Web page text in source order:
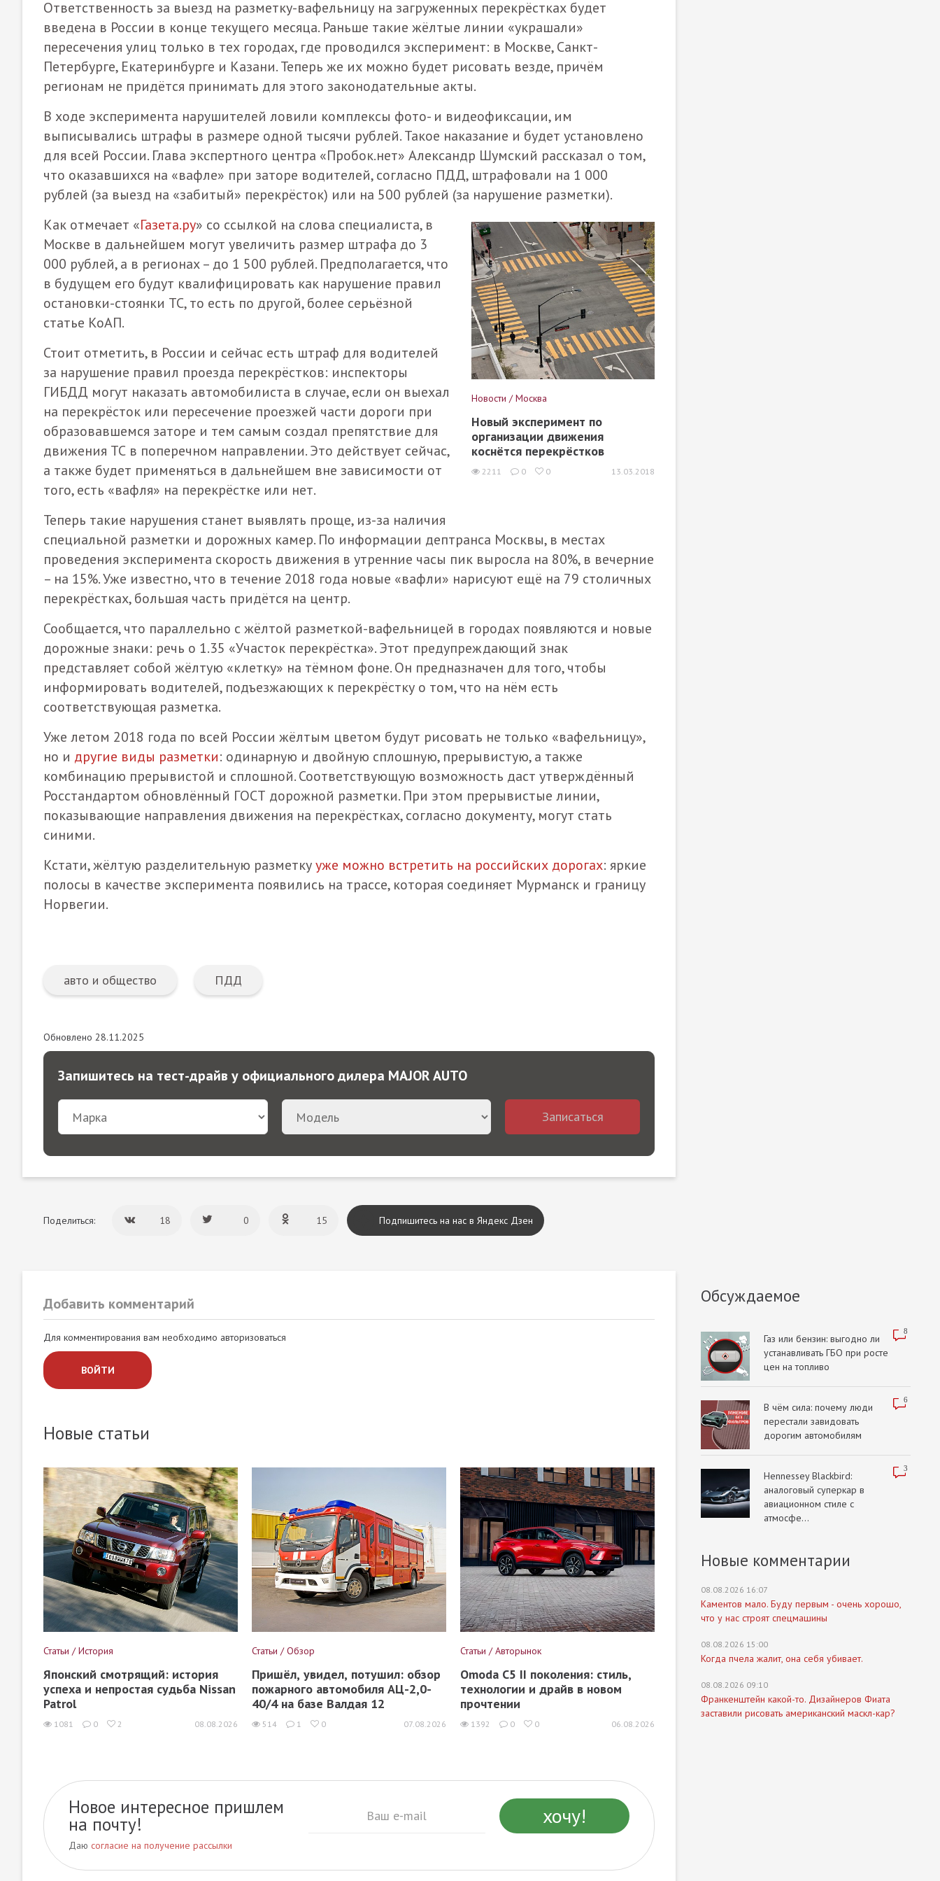
Ответственность за выезд на разметку-вафельницу на загруженных перекрёстках будет
введена в России в конце текущего месяца. Раньше такие жёлтые линии «украшали»
пересечения улиц только в тех городах, где проводился эксперимент: в Москве, Санкт-
Петербурге, Екатеринбурге и Казани. Теперь же их можно будет рисовать везде, причём
регионам не придётся принимать для этого законодательные акты.
В ходе эксперимента нарушителей ловили комплексы фото- и видеофиксации, им
выписывались штрафы в размере одной тысячи рублей. Такое наказание и будет установлено
для всей России. Глава экспертного центра «Пробок.нет» Александр Шумский рассказал о том,
что оказавшихся на «вафле» при заторе водителей, согласно ПДД, штрафовали на 1 000
рублей (за выезд на «забитый» перекрёсток) или на 500 рублей (за нарушение разметки).
Новости / Москва
Новый эксперимент по
организации движения
коснётся перекрёстков
2211 0 0 13.03.2018
Как отмечает «Газета.ру» со ссылкой на слова специалиста, в
Москве в дальнейшем могут увеличить размер штрафа до 3
000 рублей, а в регионах – до 1 500 рублей. Предполагается, что
в будущем его будут квалифицировать как нарушение правил
остановки-стоянки ТС, то есть по другой, более серьёзной
статье КоАП.
Стоит отметить, в России и сейчас есть штраф для водителей
за нарушение правил проезда перекрёстков: инспекторы
ГИБДД могут наказать автомобилиста в случае, если он выехал
на перекрёсток или пересечение проезжей части дороги при
образовавшемся заторе и тем самым создал препятствие для
движения ТС в поперечном направлении. Это действует сейчас,
а также будет применяться в дальнейшем вне зависимости от
того, есть «вафля» на перекрёстке или нет.
Теперь такие нарушения станет выявлять проще, из-за наличия
специальной разметки и дорожных камер. По информации дептранса Москвы, в местах
проведения эксперимента скорость движения в утренние часы пик выросла на 80%, в вечерние
– на 15%. Уже известно, что в течение 2018 года новые «вафли» нарисуют ещё на 79 столичных
перекрёстках, большая часть придётся на центр.
Сообщается, что параллельно с жёлтой разметкой-вафельницей в городах появляются и новые
дорожные знаки: речь о 1.35 «Участок перекрёстка». Этот предупреждающий знак
представляет собой жёлтую «клетку» на тёмном фоне. Он предназначен для того, чтобы
информировать водителей, подъезжающих к перекрёстку о том, что на нём есть
соответствующая разметка.
Уже летом 2018 года по всей России жёлтым цветом будут рисовать не только «вафельницу»,
но и другие виды разметки: одинарную и двойную сплошную, прерывистую, а также
комбинацию прерывистой и сплошной. Соответствующую возможность даст утверждённый
Росстандартом обновлённый ГОСТ дорожной разметки. При этом прерывистые линии,
показывающие направления движения на перекрёстках, согласно документу, могут стать
синими.
Кстати, жёлтую разделительную разметкууже можно встретить на российских дорогах: яркие
полосы в качестве эксперимента появились на трассе, которая соединяет Мурманск и границу
Норвегии.
авто и общество ПДД
Обновлено 28.11.2025
Запишитесь на тест-драйв у официального дилера MAJOR AUTO
Записаться
Поделиться: 18 0 15 Подпишитесь на нас в Яндекс Дзен
Добавить комментарий
Для комментирования вам необходимо авторизоваться
ВОЙТИ
Новые статьи
Статьи / История
Японский смотрящий: история
успеха и непростая судьба Nissan
Patrol
1081 0 2 08.08.2026
Статьи / Обзор
Пришёл, увидел, потушил: обзор
пожарного автомобиля АЦ-2,0-
40/4 на базе Валдая 12
514 1 0 07.08.2026
Статьи / Авторынок
Omoda C5 II поколения: стиль,
технологии и драйв в новом
прочтении
1392 0 0 06.08.2026
Новое интересное пришлем
на почту!
Даю согласие на получение рассылки
Обсуждаемое
8
Газ или бензин: выгодно ли
устанавливать ГБО при росте
цен на топливо
6
В чём сила: почему люди
перестали завидовать
дорогим автомобилям
3
Hennessey Blackbird:
аналоговый суперкар в
авиационном стиле с
атмосфе...
Новые комментарии
08.08.2026 16:07
Каментов мало. Буду первым - очень хорошо,
что у нас строят спецмашины
08.08.2026 15:00
Когда пчела жалит, она себя убивает.
08.08.2026 09:10
Франкенштейн какой-то. Дизайнеров Фиата
заставили рисовать американский маскл-кар?